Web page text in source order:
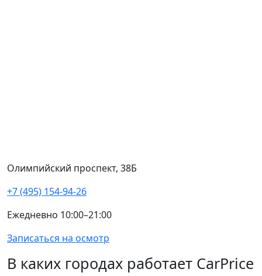
Олимпийский проспект, 38Б
+7 (495) 154-94-26
Ежедневно 10:00–21:00
Записаться на осмотр
В каких городах работает CarPrice